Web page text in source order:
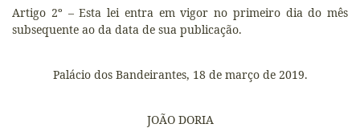
Artigo 2º – Esta lei entra em vigor no primeiro dia do mês
subsequente ao da data de sua publicação.
Palácio dos Bandeirantes, 18 de março de 2019.
JOÃO DORIA